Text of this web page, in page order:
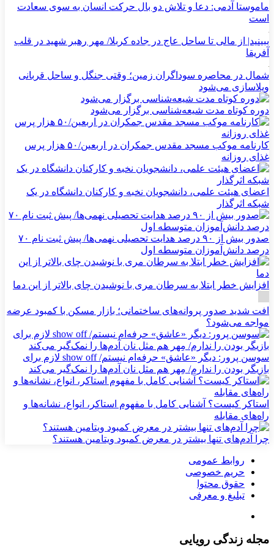
ماموستا آدمی: دعا و تلاش دو بال حرکت انسان به سوی سعادت
است
ببینید| از مالی تا ساحل عاج در جاده کربلا/ مهر رهبر شهید در قلب
آفریقا
شمال در محاصره سوداگران زمین؛ وقتی جنگل و ساحل قربانی
ویلاسازی می‌شود
دوره کوتاه مدت شیعه‌شناسی برگزار می‌شود
کارنامه موکب مسجد مقدس جمکران در اربعین/۵۰ هزار پرس
غذای روزانه
اعضای هیئت علمی، دانشجویان نخبه و کارکنان دانشگاه در یک
شبکه‌ اثرگذار
صدور بیش از ۹۰ درصد هدایت تحصیلی نهمی‌ها/ پیش ثبت نام ۷۰
درصد دانش‌آموزان متوسطه اول
افزایش خطر ابتلا به سرطان مری با نوشیدن چای بالاتر از این دما
افت شدید صدور پروانه‌های ساختمانی؛ بازار مسکن با کمبود عرضه
مواجه می‌شود؟
سوسن پرور: دیگر «عاشق» حرفه‌ام نیستم/ show off لازم برای
بازیگر بودن را ندارم/ مِهر هم مثل نان آدم‌ها را نمک‌گیر می‌کند
استاکر کیست؟ آشنایی کامل با مفهوم استاکر، انواع، نشانه‌ها و
راه‌های مقابله
چرا آدم‌های تنها بیشتر در معرض کمبود ویتامین هستند؟
روابط عمومی
حریم خصوصی
حقوق محتوا
تبلیغ و معرفی
مجله زندگی رویایی